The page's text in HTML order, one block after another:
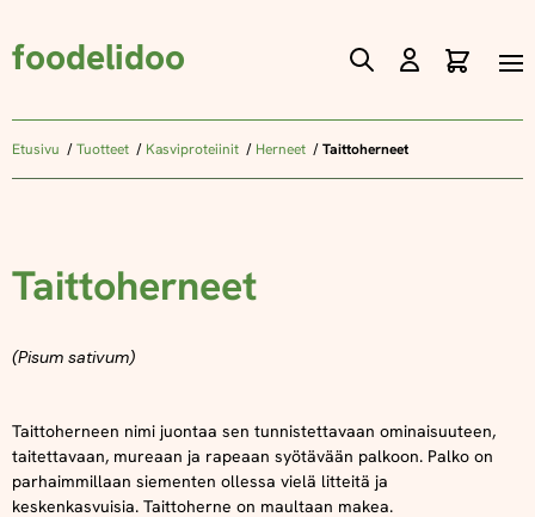
foodelidoo
Skip
Content
Etusivu Tuotteet Kasviproteiinit Herneet Taittoherneet
Taittoherneet
(Pisum sativum)
Taittoherneen nimi juontaa sen tunnistettavaan ominaisuuteen,
taitettavaan, mureaan ja rapeaan syötävään palkoon. Palko on
parhaimmillaan siementen ollessa vielä litteitä ja
keskenkasvuisia. Taittoherne on maultaan makea.